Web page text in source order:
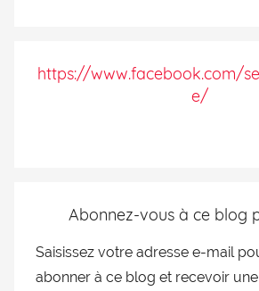
https://www.facebook.com/
e/
Abonnez-vous à ce blog
Saisissez votre adresse e-mail
abonner à ce blog et recevoir